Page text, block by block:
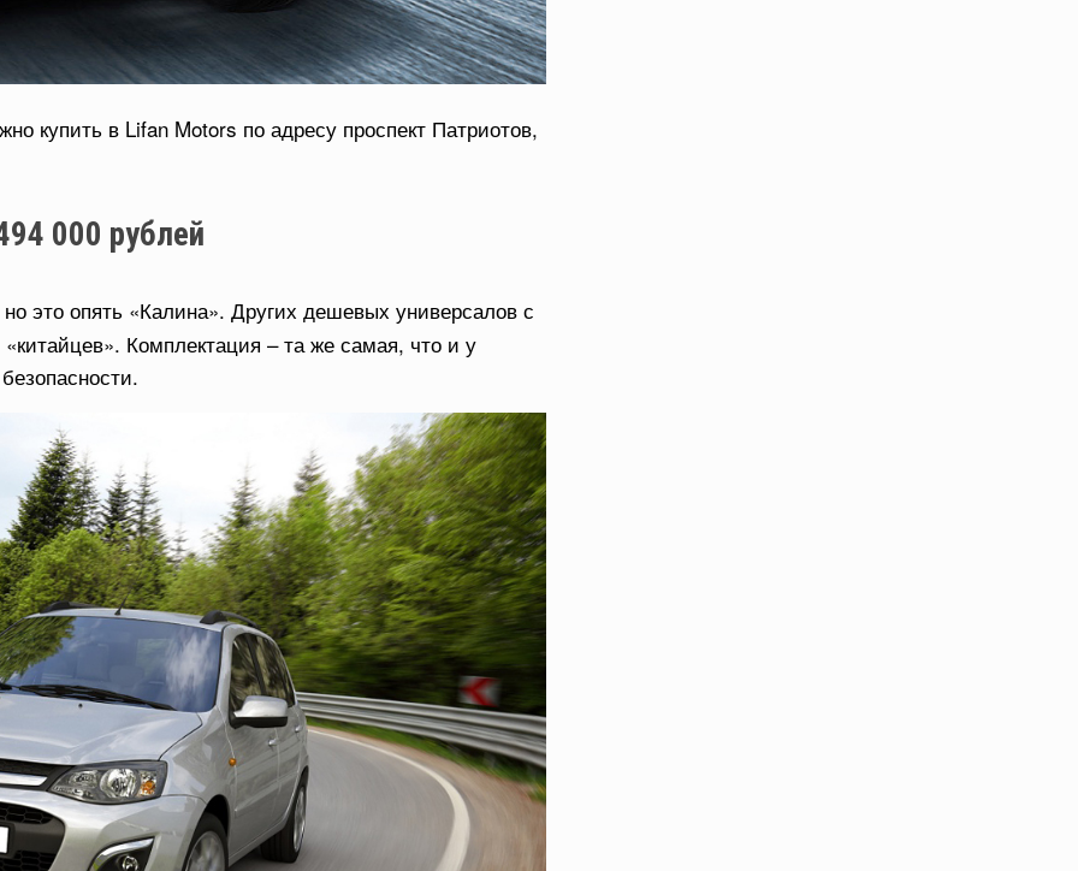
купить в Lifan Motors по адресу проспект Патриотов,
000 рублей
это опять «Калина». Других дешевых универсалов с
Комплектация – та же самая, что и у